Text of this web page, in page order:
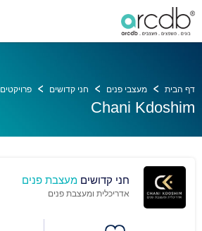
דף הבית מעצבי פנים חני קדושים פרויקטים
Chani Kdoshim
חני קדושים מעצבת פנים
אדריכלית ומעצבת פנים